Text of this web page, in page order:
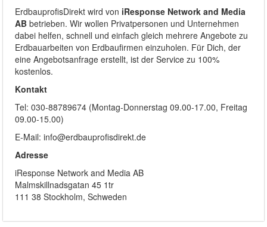
ErdbauprofisDirekt wird von iResponse Network and Media
AB betrieben. Wir wollen Privatpersonen und Unternehmen
dabei helfen, schnell und einfach gleich mehrere Angebote zu
Erdbauarbeiten von Erdbaufirmen einzuholen. Für Dich, der
eine Angebotsanfrage erstellt, ist der Service zu 100%
kostenlos.
Kontakt
Tel: 030-88789674 (Montag-Donnerstag 09.00-17.00, Freitag
09.00-15.00)
E-Mail: info@erdbauprofisdirekt.de
Adresse
iResponse Network and Media AB
Malmskillnadsgatan 45 1tr
111 38 Stockholm, Schweden